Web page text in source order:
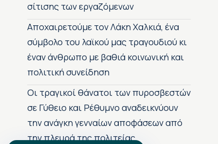
σίτισης των εργαζόμενων
Αποχαιρετούμε τον Λάκη Χαλκιά, ένα
σύμβολο του λαϊκού μας τραγουδιού κι
έναν άνθρωπο με βαθιά κοινωνική και
πολιτική συνείδηση
Οι τραγικοί θάνατοι των πυροσβεστών
σε Γύθειο και Ρέθυμνο αναδεικνύουν
την ανάγκη γενναίων αποφάσεων από
την πλευρά της πολιτείας